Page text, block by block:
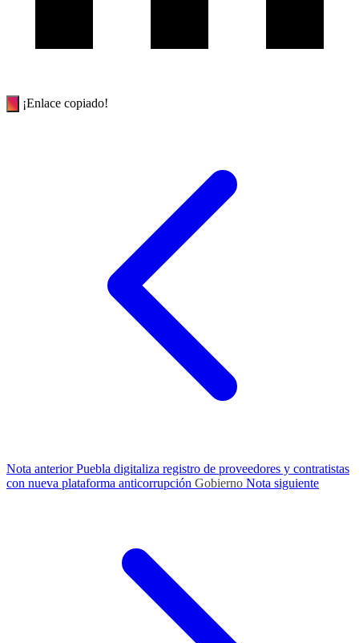
¡Enlace copiado!
Nota anteriorPuebla digitaliza registro de proveedores y contratistas
con nueva plataforma anticorrupción Gobierno Nota siguiente